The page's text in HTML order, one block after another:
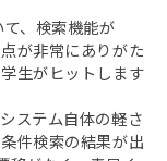
、検索機能が
が非常にありがた
生がヒットします
ステム自体の軽さ
件検索の結果が出